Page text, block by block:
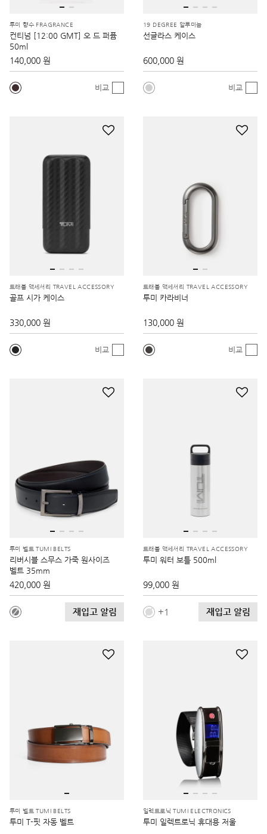
투미 향수 FRAGRANCE
컨티넘 [12:00 GMT] 오 드 퍼퓸
50ml
140,000 원
비교
19 DEGREE 알루미늄
선글라스 케이스
600,000 원
비교
트래블 액세서리 TRAVEL ACCESSORY
골프 시가 케이스
330,000 원
비교
트래블 액세서리 TRAVEL ACCESSORY
투미 카라비너
130,000 원
비교
투미 벨트 TUMI BELTS
리버시블 스무스 가죽 원사이즈
벨트 35mm
420,000 원
재입고 알림
트래블 액세서리 TRAVEL ACCESSORY
투미 워터 보틀 500ml
99,000 원
1 재입고 알림
투미 벨트 TUMI BELTS
투미 T-핏 자동 벨트
일렉트로닉 TUMI ELECTRONICS
투미 일렉트로닉 휴대용 저울